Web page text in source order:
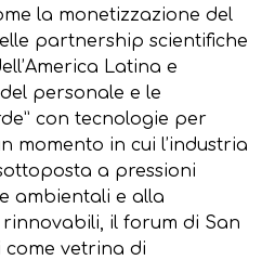
la monetizzazione del
partnership scientifiche
Latina e
personale e le
con tecnologie per
momento in cui l’industria
a pressioni
ambientali e alla
il forum di San
come vetrina di